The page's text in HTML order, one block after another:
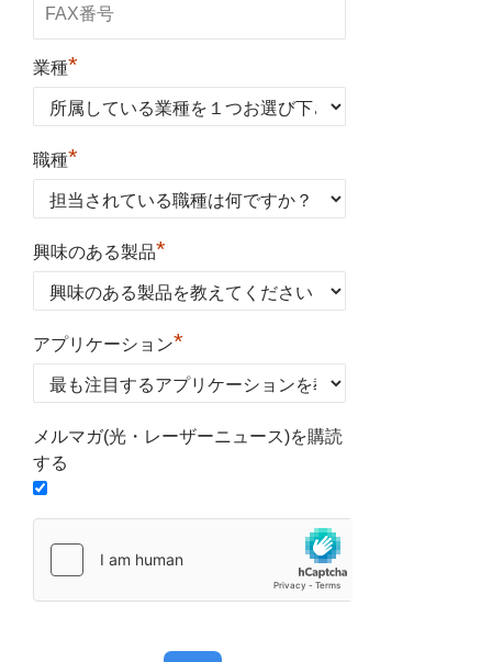
業種*
職種*
興味のある製品*
アプリケーション*
メルマガ(光・レーザーニュース)を購読
する